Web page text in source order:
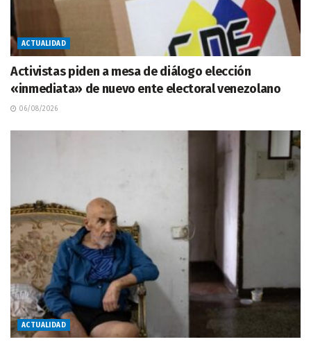
ACTUALIDAD
Activistas piden a mesa de diálogo elección
«inmediata» de nuevo ente electoral venezolano
06/08/2026
ACTUALIDAD